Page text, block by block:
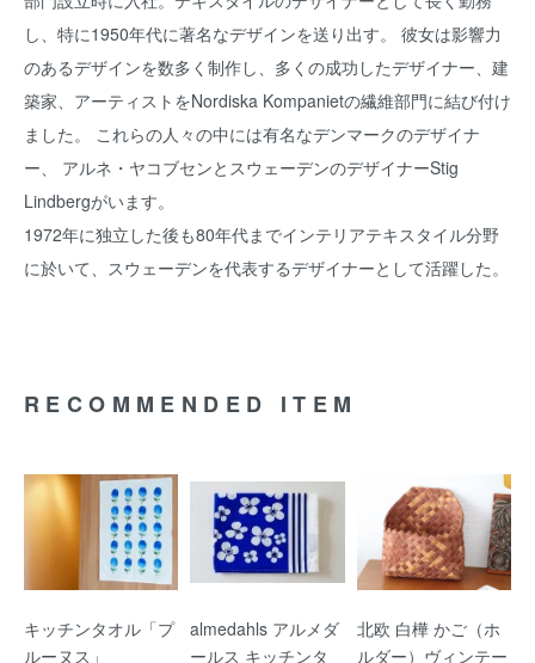
し、特に1950年代に著名なデザインを送り出す。 彼女は影響力
のあるデザインを数多く制作し、多くの成功したデザイナー、建
築家、アーティストをNordiska Kompanietの繊維部門に結び付け
ました。 これらの人々の中には有名なデンマークのデザイナ
ー、 アルネ・ヤコブセンとスウェーデンのデザイナーStig
Lindbergがいます。
1972年に独立した後も80年代までインテリアテキスタイル分野
に於いて、スウェーデンを代表するデザイナーとして活躍した。
RECOMMENDED ITEM
キッチンタオル「プ
ルーヌス」
almedahls アルメダ
ールス キッチンタ
北欧 白樺 かご（ホ
ルダー）ヴィンテー